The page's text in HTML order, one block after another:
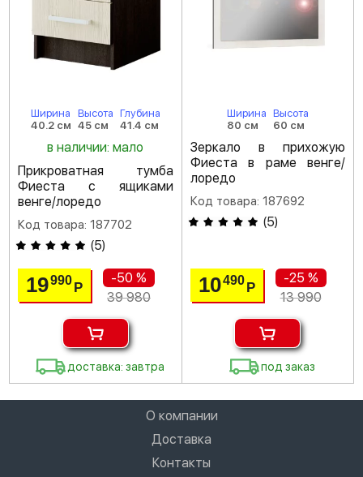
Ширина
40.2 см
Высота
45 см
Глубина
41.4 см
в наличии: мало
Прикроватная тумба
Фиеста с ящиками
венге/лоредо
Код товара: 187702
(5)
19990Р
-50 %
39 980
доставка: завтра
Ширина
80 см
Высота
60 см
Зеркало в прихожую
Фиеста в раме венге/
лоредо
Код товара: 187692
(5)
10490 Р
-25 %
13 990
под заказ
О компании
Доставка
Контакты